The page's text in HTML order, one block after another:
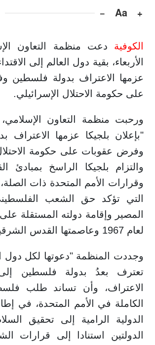
+
Aa
−
الكوفية دعت منظمة التعاون
الأربعاء، بقية دول العالم إلى
عزمها الاعتراف بدولة فلسطين
على حكومة الاحتلال الإسرائيلي.
ورحبت منظمة التعاون
"بإعلان بلجيكا عزمها الاعتراف
وفرض عقوبات على حكومة الاحتلال
والتزام بلجيكا الراسخ بمبادئ
وقرارات الأمم المتحدة ذات
التي تؤكد حق الشعب
لعام 1967 وعاصمتها القدس الشرقية".
وجددت المنظمة "دعوتها لكل دول
تعترف بعدُ بدولة فلسطين
الاعتراف، وأن تساند طلب
الكاملة في الأمم المتحدة، في
الدولية الرامية إلى تحقيق
الدولتين استنادا إلى قرارات